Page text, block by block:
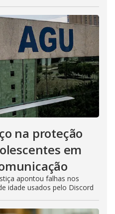
na proteção
em
apontou falhas nos
idade usados pelo Discord